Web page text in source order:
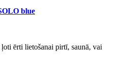
blue
ērti lietošanai pirtī, saunā, vai